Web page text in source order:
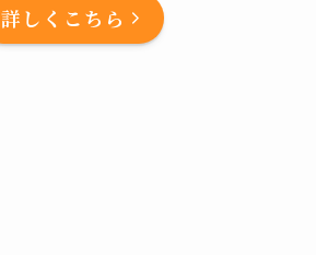
詳しくこちら